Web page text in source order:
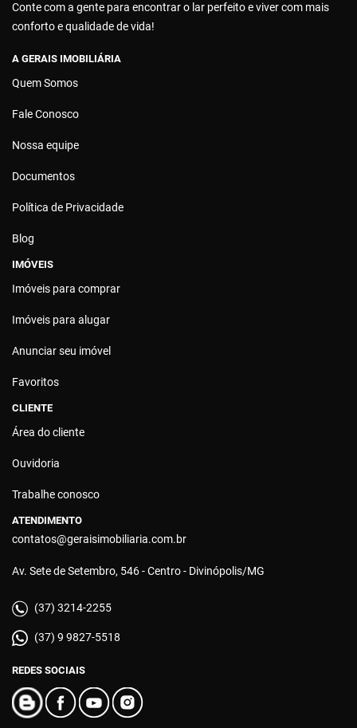
Conte com a gente para encontrar o lar perfeito e viver com mais
conforto e qualidade de vida!
A GERAIS IMOBILIÁRIA
Quem Somos
Fale Conosco
Nossa equipe
Documentos
Política de Privacidade
Blog
IMÓVEIS
Imóveis para comprar
Imóveis para alugar
Anunciar seu imóvel
Favoritos
CLIENTE
Área do cliente
Ouvidoria
Trabalhe conosco
ATENDIMENTO
contatos@geraisimobiliaria.com.br
Av. Sete de Setembro, 546 - Centro - Divinópolis/MG
(37) 3214-2255
(37) 9 9827-5518
REDES SOCIAIS